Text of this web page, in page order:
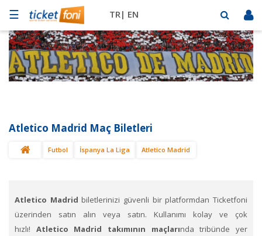
☰ TR| EN
Futbol
Basketbol
Mekanlar
Diğer
SAT
Atletico Madrid Maç Biletleri
Futbol İspanya La Liga Atletico Madrid
Atletico Madrid biletlerinizi güvenli bir platformdan Ticketfoni
üzerinden satın alın veya satın. Kullanımı kolay ve çok
hızlı! Atletico Madrid takımının maçlarında tribünde yer